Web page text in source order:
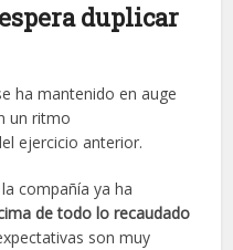
duplicar
ha mantenido en auge
un ritmo
ejercicio anterior.
compañía ya ha
de todo lo recaudado
son muy